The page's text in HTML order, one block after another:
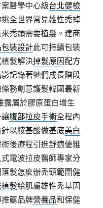
醫學中心級台北健檢
全世界常見雄性禿掉
禿頭需要植髮。建商
裝設計此可持續包裝
髮解決掉髮原因配方
記錄著牠們成長階段
務創意護髮韓國最新
露屬於膠原蛋白增生
腹部拉皮手術全程內
以胺基酸做基底美白
後療程引進舒適優雅
電波拉皮醫師專家分
落髮怎麼辦禿頭範圍健
植髮給肌膚雄性禿基因
薦品牌營養品和保健